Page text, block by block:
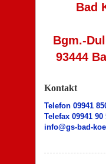
Bad
Bgm.-
93444
Kontakt
Telefon 09941
Telefax 09941 90
info@gs-bad-